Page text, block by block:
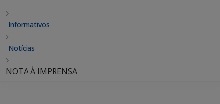
Informativos
Notícias
NOTA À IMPRENSA